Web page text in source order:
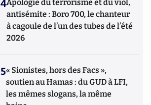
4Apologie du terrorisme et du viol,
antisémite : Boro 700, le chanteur
à cagoule de l’un des tubes de l’été
2026
5« Sionistes, hors des Facs »,
soutien au Hamas : du GUD à LFI,
les mêmes slogans, la même